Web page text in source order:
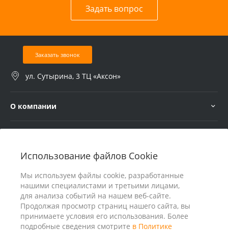
Использование файлов Cookie
Мы используем файлы cookie, разработанные
нашими специалистами и третьими лицами,
для анализа событий на нашем веб-сайте.
Продолжая просмотр страниц нашего сайта, вы
принимаете условия его использования. Более
подробные сведения смотрите в Политике
Задать вопрос
Заказать звонок
ул. Сутырина, 3 ТЦ «Аксон»
О компании